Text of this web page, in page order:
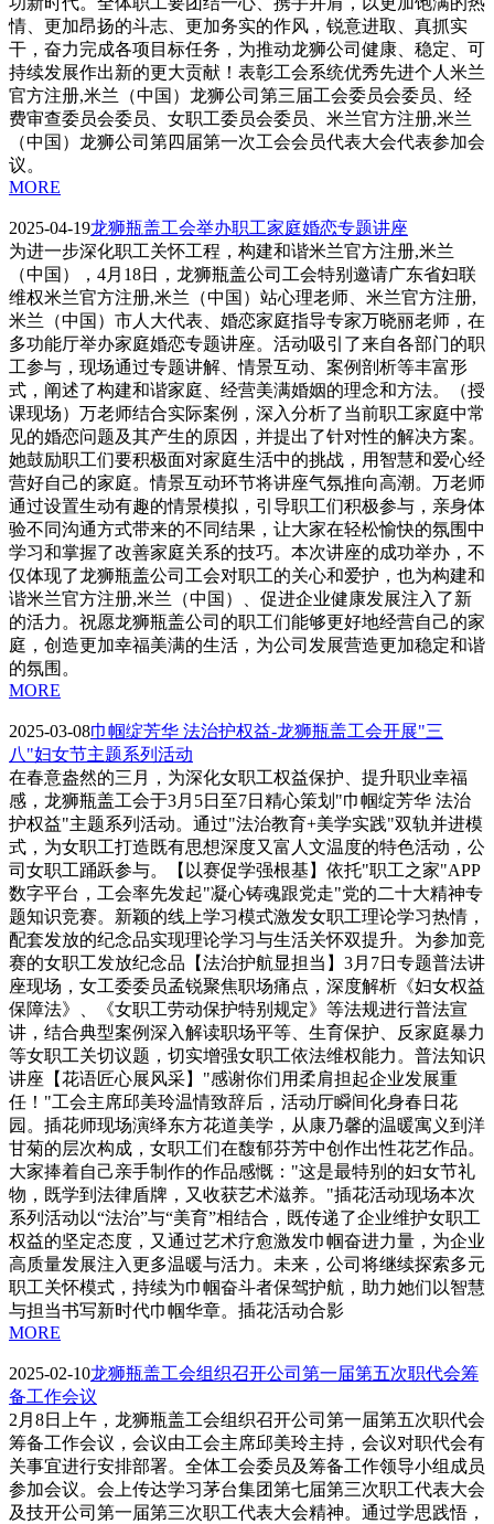
情、更加昂扬的斗志、更加务实的作风，锐意进取、真抓实
干，奋力完成各项目标任务，为推动龙狮公司健康、稳定、可
持续发展作出新的更大贡献！表彰工会系统优秀先进个人米兰
官方注册,米兰（中国）龙狮公司第三届工会委员会委员、经
费审查委员会委员、女职工委员会委员、米兰官方注册,米兰
（中国）龙狮公司第四届第一次工会会员代表大会代表参加会
议。
MORE
2025-04-19龙狮瓶盖工会举办职工家庭婚恋专题讲座
为进一步深化职工关怀工程，构建和谐米兰官方注册,米兰
（中国），4月18日，龙狮瓶盖公司工会特别邀请广东省妇联
维权米兰官方注册,米兰（中国）站心理老师、米兰官方注册,
米兰（中国）市人大代表、婚恋家庭指导专家万晓丽老师，在
多功能厅举办家庭婚恋专题讲座。活动吸引了来自各部门的职
工参与，现场通过专题讲解、情景互动、案例剖析等丰富形
式，阐述了构建和谐家庭、经营美满婚姻的理念和方法。（授
课现场）万老师结合实际案例，深入分析了当前职工家庭中常
见的婚恋问题及其产生的原因，并提出了针对性的解决方案。
她鼓励职工们要积极面对家庭生活中的挑战，用智慧和爱心经
营好自己的家庭。情景互动环节将讲座气氛推向高潮。万老师
通过设置生动有趣的情景模拟，引导职工们积极参与，亲身体
验不同沟通方式带来的不同结果，让大家在轻松愉快的氛围中
学习和掌握了改善家庭关系的技巧。本次讲座的成功举办，不
仅体现了龙狮瓶盖公司工会对职工的关心和爱护，也为构建和
谐米兰官方注册,米兰（中国）、促进企业健康发展注入了新
的活力。祝愿龙狮瓶盖公司的职工们能够更好地经营自己的家
庭，创造更加幸福美满的生活，为公司发展营造更加稳定和谐
的氛围。
MORE
2025-03-08巾帼绽芳华 法治护权益-龙狮瓶盖工会开展"三
八"妇女节主题系列活动
在春意盎然的三月，为深化女职工权益保护、提升职业幸福
感，龙狮瓶盖工会于3月5日至7日精心策划"巾帼绽芳华 法治
护权益"主题系列活动。通过"法治教育+美学实践"双轨并进模
式，为女职工打造既有思想深度又富人文温度的特色活动，公
司女职工踊跃参与。【以赛促学强根基】依托"职工之家"APP
数字平台，工会率先发起"凝心铸魂跟党走"党的二十大精神专
题知识竞赛。新颖的线上学习模式激发女职工理论学习热情，
配套发放的纪念品实现理论学习与生活关怀双提升。为参加竞
赛的女职工发放纪念品【法治护航显担当】3月7日专题普法讲
座现场，女工委委员孟锐聚焦职场痛点，深度解析《妇女权益
保障法》、《女职工劳动保护特别规定》等法规进行普法宣
讲，结合典型案例深入解读职场平等、生育保护、反家庭暴力
等女职工关切议题，切实增强女职工依法维权能力。普法知识
讲座【花语匠心展风采】"感谢你们用柔肩担起企业发展重
任！"工会主席邱美玲温情致辞后，活动厅瞬间化身春日花
园。插花师现场演绎东方花道美学，从康乃馨的温暖寓义到洋
甘菊的层次构成，女职工们在馥郁芬芳中创作出性花艺作品。
大家捧着自己亲手制作的作品感慨："这是最特别的妇女节礼
物，既学到法律盾牌，又收获艺术滋养。"插花活动现场本次
系列活动以“法治”与“美育”相结合，既传递了企业维护女职工
权益的坚定态度，又通过艺术疗愈激发巾帼奋进力量，为企业
高质量发展注入更多温暖与活力。未来，公司将继续探索多元
职工关怀模式，持续为巾帼奋斗者保驾护航，助力她们以智慧
与担当书写新时代巾帼华章。插花活动合影
MORE
2025-02-10龙狮瓶盖工会组织召开公司第一届第五次职代会筹
备工作会议
2月8日上午，龙狮瓶盖工会组织召开公司第一届第五次职代会
筹备工作会议，会议由工会主席邱美玲主持，会议对职代会有
关事宜进行安排部署。全体工会委员及筹备工作领导小组成员
参加会议。会上传达学习茅台集团第七届第三次职工代表大会
及技开公司第一届第三次职工代表大会精神。通过学思践悟，